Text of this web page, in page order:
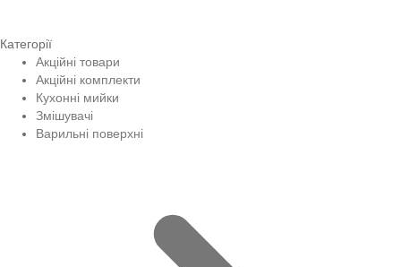
Категорії
Акційні товари
Акційні комплекти
Кухонні мийки
Змішувачі
Варильні поверхні